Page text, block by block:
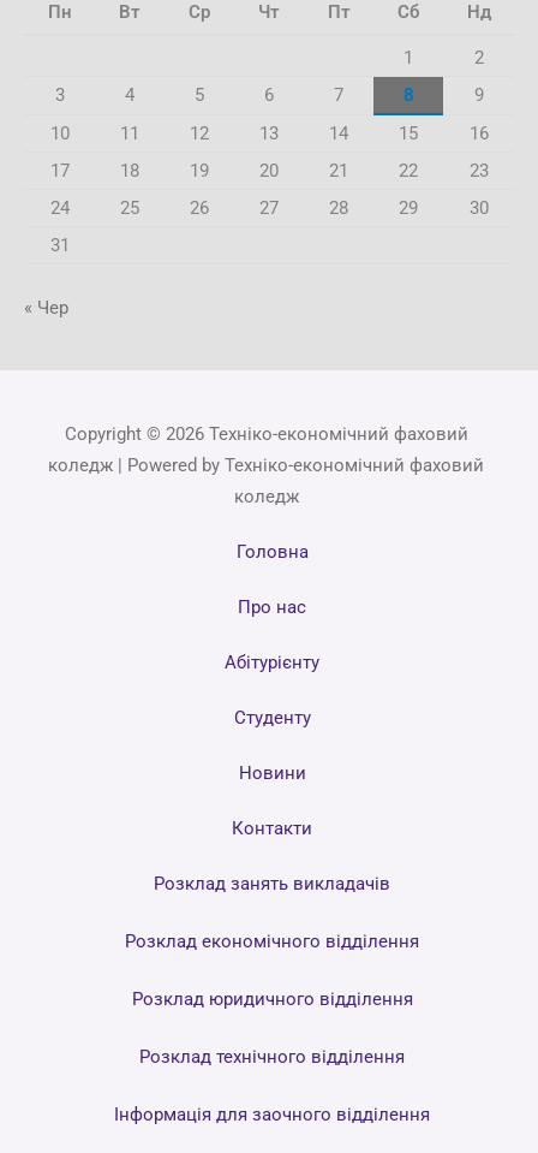
Пн Вт Ср Чт Пт Сб Нд
1
2
3
4 5 6 7 8
9
10
11 12 13 14 15
16
17
18 19 20 21 22
23
24
25 26 27 28 29
30
31
« Чер
Copyright © 2026 Техніко-економічний фаховий
коледж | Powered by Техніко-економічний фаховий
коледж
Головна
Про нас
Абітурієнту
Студенту
Новини
Контакти
Розклад занять викладачів
Розклад економічного відділення
Розклад юридичного відділення
Розклад технічного відділення
Інформація для заочного відділення